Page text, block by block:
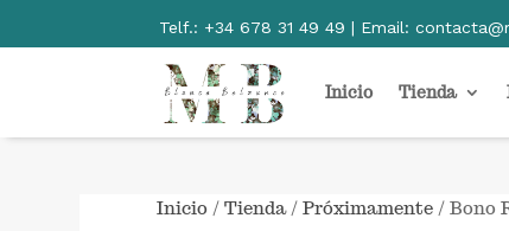
Telf.: +34 678 31 49 49 | Email:
Inicio Tienda
Inicio / Tienda/ Próximamente / Bono